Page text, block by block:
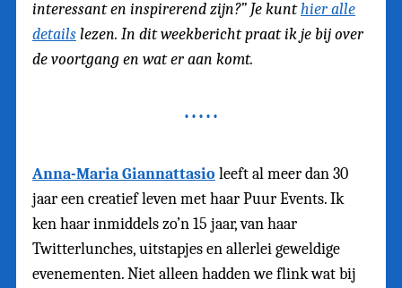
interessant en inspirerend zijn?” Je kunthier alle
detailslezen. In dit weekbericht praat ik je bij over
de voortgang en wat er aan komt.
Anna-Maria Giannattasio leeft al meer dan 30
jaar een creatief leven met haar Puur Events. Ik
ken haar inmiddels zo’n 15 jaar, van haar
Twitterlunches, uitstapjes en allerlei geweldige
evenementen. Niet alleen hadden we flink wat bij